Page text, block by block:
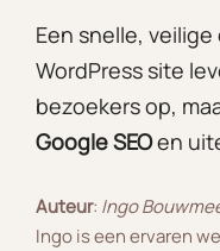
Een snelle,
WordPress site
bezoekers op,
Google SEOen
Auteur: Ingo
Ingo is een ervaren